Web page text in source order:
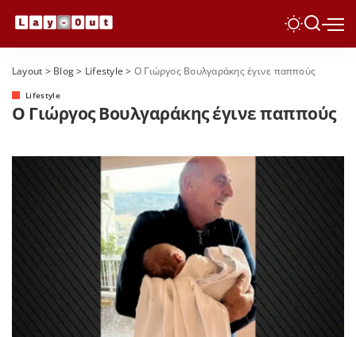
Layout > Blog> Lifestyle > Ο Γιώργος Βουλγαράκης έγινε παππούς
Lifestyle
Ο Γιώργος Βουλγαράκης έγινε παππούς